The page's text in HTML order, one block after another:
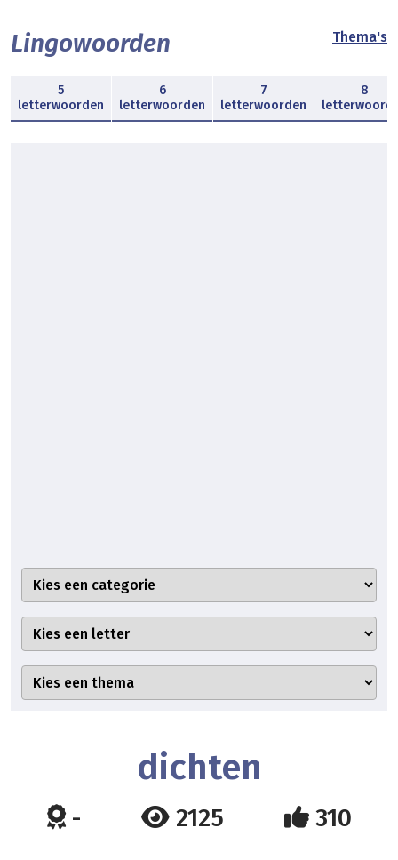
Lingowoorden Thema's
5
letterwoorden
6
letterwoorden
7
letterwoorden
8
dichten
- 2125 310